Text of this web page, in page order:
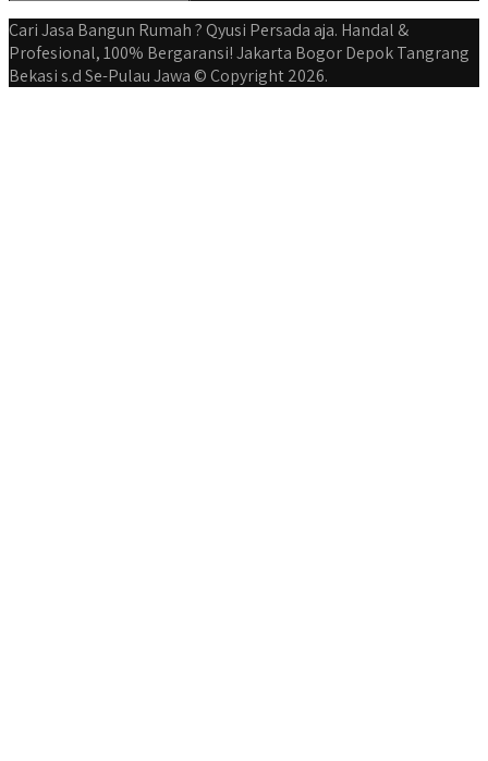
Cari Jasa Bangun Rumah ? Qyusi Persada aja. Handal &
Profesional, 100% Bergaransi! Jakarta Bogor Depok Tangrang
Bekasi s.d Se-Pulau Jawa © Copyright 2026.